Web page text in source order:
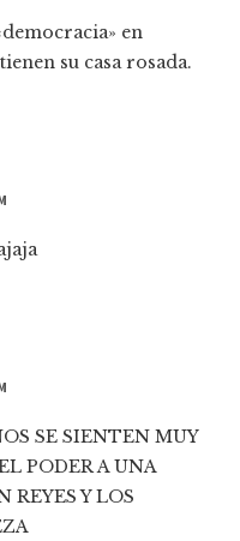
en
su casa rosada.
SE SIENTEN MUY
PODER A UNA
REYES Y LOS